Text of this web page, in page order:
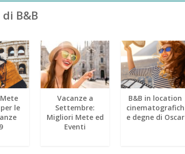
B&B
le
Vacanze a
Settembre:
Migliori Mete ed
Eventi
B&B in location
cinematografich
e degne di Oscar